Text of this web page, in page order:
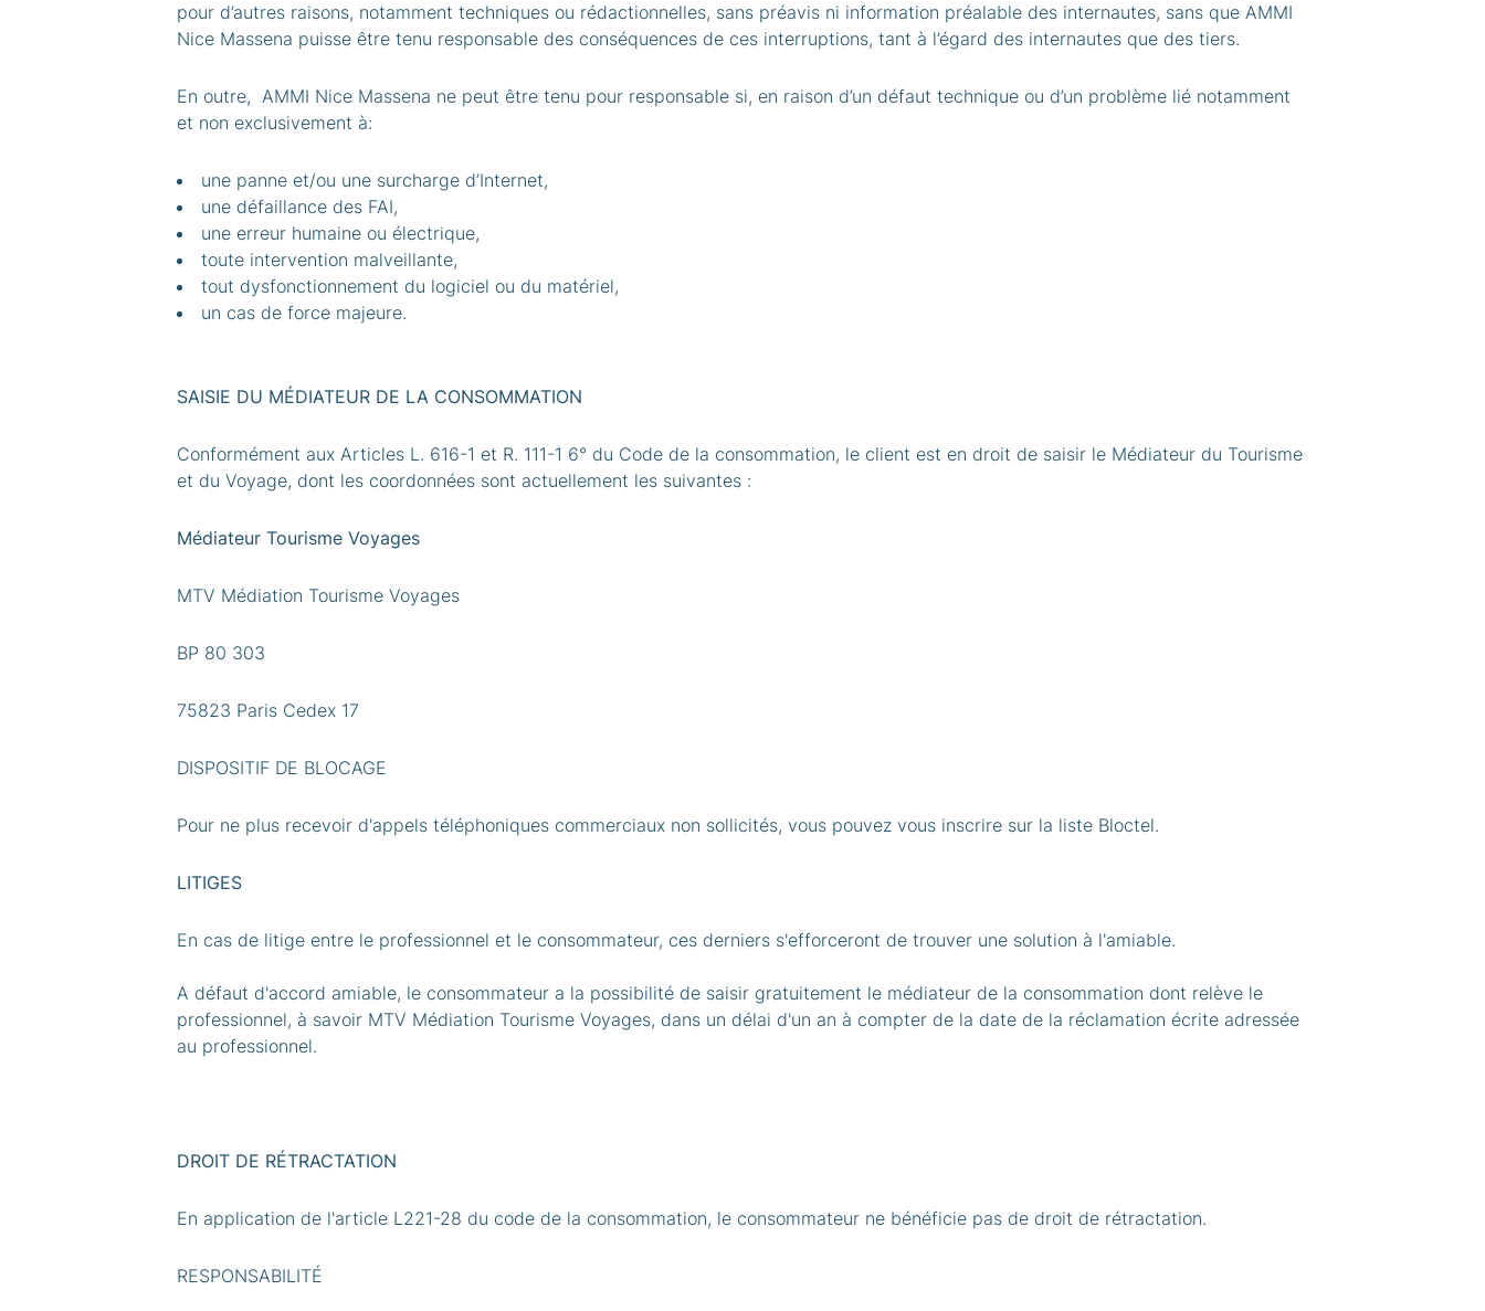
pour d’autres raisons, notamment techniques ou rédactionnelles, sans préavis ni information préalable des internautes, sans que AMMI
Nice Massena puisse être tenu responsable des conséquences de ces interruptions, tant à l’égard des internautes que des tiers.
En outre, AMMI Nice Massena ne peut être tenu pour responsable si, en raison d’un défaut technique ou d’un problème lié notamment
et non exclusivement à:
une panne et/ou une surcharge d’Internet,
une défaillance des FAI,
une erreur humaine ou électrique,
toute intervention malveillante,
tout dysfonctionnement du logiciel ou du matériel,
un cas de force majeure.
SAISIE DU MÉDIATEUR DE LA CONSOMMATION
Conformément aux Articles L. 616-1 et R. 111-1 6° du Code de la consommation, le client est en droit de saisir le Médiateur du Tourisme
et du Voyage, dont les coordonnées sont actuellement les suivantes :
Médiateur Tourisme Voyages
MTV Médiation Tourisme Voyages
BP 80 303
75823 Paris Cedex 17
DISPOSITIF DE BLOCAGE
Pour ne plus recevoir d'appels téléphoniques commerciaux non sollicités, vous pouvez vous inscrire sur la liste Bloctel.
LITIGES
En cas de litige entre le professionnel et le consommateur, ces derniers s'efforceront de trouver une solution à l'amiable.
A défaut d'accord amiable, le consommateur a la possibilité de saisir gratuitement le médiateur de la consommation dont relève le
professionnel, à savoir MTV Médiation Tourisme Voyages, dans un délai d'un an à compter de la date de la réclamation écrite adressée
au professionnel.
DROIT DE RÉTRACTATION
En application de l'article L221-28 du code de la consommation, le consommateur ne bénéficie pas de droit de rétractation.
RESPONSABILITÉ